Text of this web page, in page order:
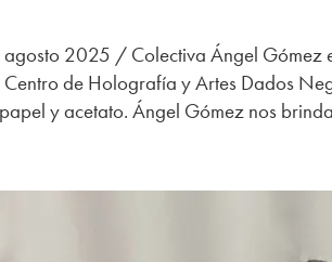
2025 / Colectiva Ángel Gómez
Centro de Holografía y Artes Dados
y acetato. Ángel Gómez nos